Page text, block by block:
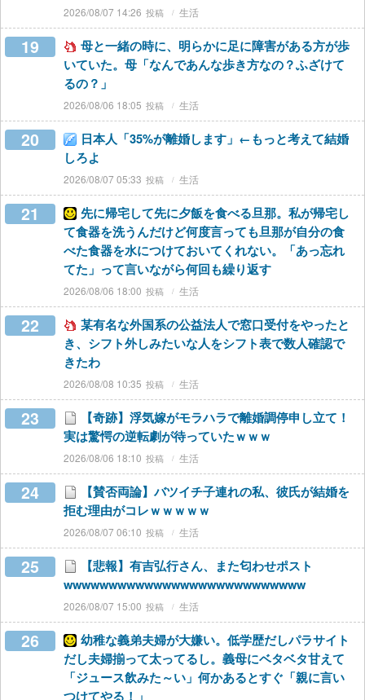
2026/08/07 14:26 生活
19
母と一緒の時に、明らかに足に障害がある方が歩
いていた。母「なんであんな歩き方なの？ふざけて
るの？」
2026/08/06 18:05 生活
20
日本人「35%が離婚します」←もっと考えて結婚
しろよ
2026/08/07 05:33 生活
21
先に帰宅して先に夕飯を食べる旦那。私が帰宅し
て食器を洗うんだけど何度言っても旦那が自分の食
べた食器を水につけておいてくれない。「あっ忘れ
てた」って言いながら何回も繰り返す
2026/08/06 18:00 生活
22
某有名な外国系の公益法人で窓口受付をやったと
き、シフト外しみたいな人をシフト表で数人確認で
きたわ
2026/08/08 10:35 生活
23
【奇跡】浮気嫁がモラハラで離婚調停申し立て！
実は驚愕の逆転劇が待っていたｗｗｗ
2026/08/06 18:10 生活
24
【賛否両論】バツイチ子連れの私、彼氏が結婚を
拒む理由がコレｗｗｗｗｗ
2026/08/07 06:10 生活
25
【悲報】有吉弘行さん、また匂わせポスト
wwwwwwwwwwwwwwwwwwwwwwwwwww
2026/08/07 15:00 生活
26
幼稚な義弟夫婦が大嫌い。低学歴だしパラサイト
だし夫婦揃って太ってるし。義母にベタベタ甘えて
「ジュース飲みた～い」何かあるとすぐ「親に言い
つけてやる！」